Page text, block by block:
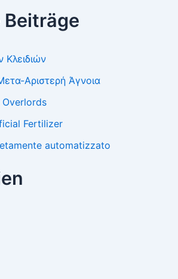
Αριστερή Άγνοια
Fertilizer
automatizzato